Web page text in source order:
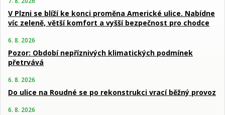
V Plzni se blíží ke konci proměna Americké ulice. Nabídne
víc zeleně, větší komfort a vyšší bezpečnost pro chodce
6. 8. 2026
Pozor: Období nepříznivých klimatických podmínek
přetrvává
6. 8. 2026
Do ulice na Roudné se po rekonstrukci vrací běžný provoz
6. 8. 2026